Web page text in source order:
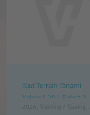
Tout Terrain Tanami
Xplore Ii 29 L Select 3.1
Deep Ocean Blue
2024 Trekking / Touring